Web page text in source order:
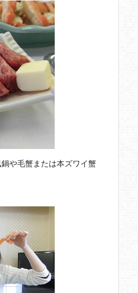
や毛蟹または本ズワイ蟹